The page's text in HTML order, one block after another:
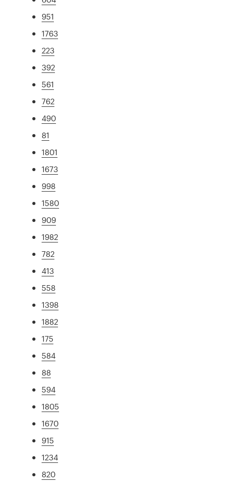
951
1763
223
392
561
762
490
81
1801
1673
998
1580
909
1982
782
413
558
1398
1882
175
584
88
594
1805
1670
915
1234
820